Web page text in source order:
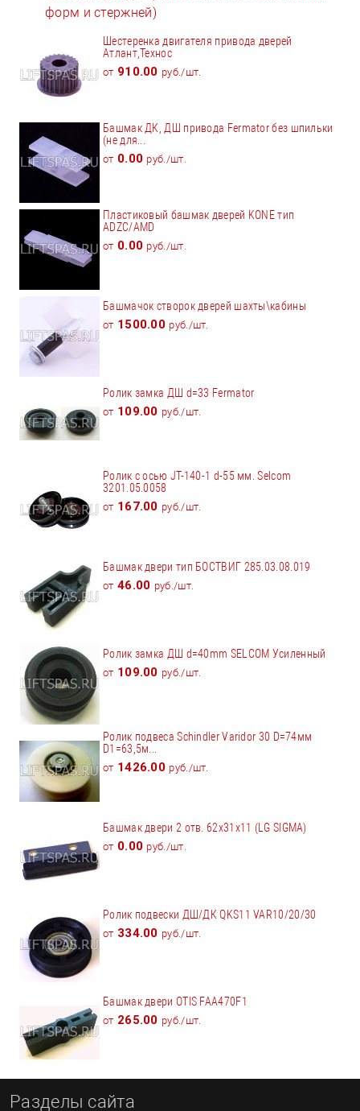
форм и стержней)
Шестеренка двигателя привода дверей
Атлант,Технос
от 910.00 руб./шт.
Башмак ДК, ДШ привода Fermator без шпильки
(не для...
от 0.00 руб./шт.
Пластиковый башмак дверей KONE тип
ADZC/AMD
от 0.00 руб./шт.
Башмачок створок дверей шахты\кабины
от 1500.00 руб./шт.
Ролик замка ДШ d=33 Fermator
от 109.00 руб./шт.
Ролик с осью JT-140-1 d-55 мм. Selcom
3201.05.0058
от 167.00 руб./шт.
Башмак двери тип БОСТВИГ 285.03.08.019
от 46.00 руб./шт.
Ролик замка ДШ d=40mm SELCOM Усиленный
от 109.00 руб./шт.
Ролик подвеса Schindler Varidor 30 D=74мм
D1=63,5м...
от 1426.00 руб./шт.
Башмак двери 2 отв. 62х31х11 (LG SIGMA)
от 0.00 руб./шт.
Ролик подвески ДШ/ДК QKS11 VAR10/20/30
от 334.00 руб./шт.
Башмак двери OTIS FAA470F1
от 265.00 руб./шт.
Разделы сайта